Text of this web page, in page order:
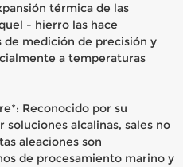
térmica de las
- hierro las hace
medición de precisión y
a temperaturas
Reconocido por su
alcalinas, sales no
aleaciones son
de procesamiento marino y